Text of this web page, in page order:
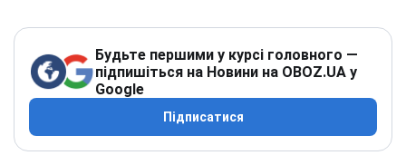
Будьте першими у курсі головного —
підпишіться на Новини на OBOZ.UA у
Google
Підписатися